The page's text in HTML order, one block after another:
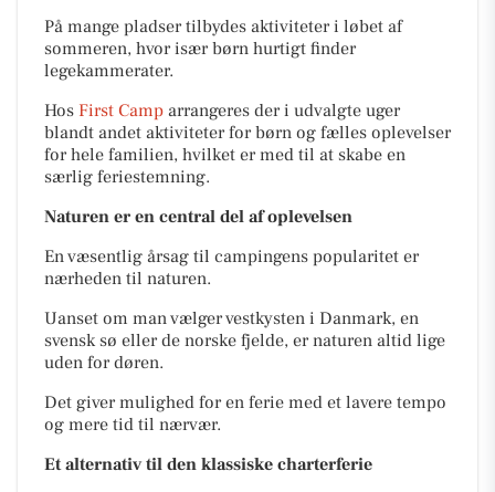
På mange pladser tilbydes aktiviteter i løbet af
sommeren, hvor især børn hurtigt finder
legekammerater.
Hos First Camp arrangeres der i udvalgte uger
blandt andet aktiviteter for børn og fælles oplevelser
for hele familien, hvilket er med til at skabe en
særlig feriestemning.
Naturen er en central del af oplevelsen
En væsentlig årsag til campingens popularitet er
nærheden til naturen.
Uanset om man vælger vestkysten i Danmark, en
svensk sø eller de norske fjelde, er naturen altid lige
uden for døren.
Det giver mulighed for en ferie med et lavere tempo
og mere tid til nærvær.
Et alternativ til den klassiske charterferie